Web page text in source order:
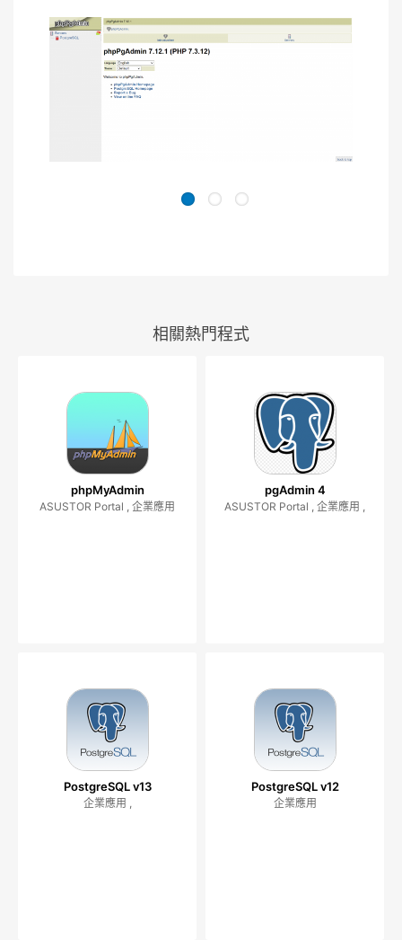
相關熱門程式
phpMyAdmin
ASUSTOR Portal , 企業應用
pgAdmin 4
ASUSTOR Portal , 企業應用 ,
PostgreSQL v13
企業應用 ,
PostgreSQL v12
企業應用